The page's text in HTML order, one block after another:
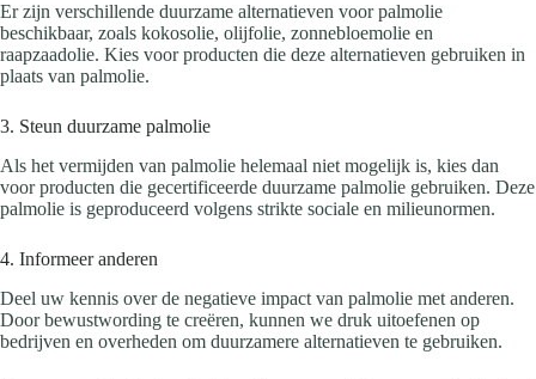
Er zijn verschillende duurzame alternatieven voor palmolie
beschikbaar, zoals kokosolie, olijfolie, zonnebloemolie en
raapzaadolie. Kies voor producten die deze alternatieven gebruiken in
plaats van palmolie.
3. Steun duurzame palmolie
Als het vermijden van palmolie helemaal niet mogelijk is, kies dan
voor producten die gecertificeerde duurzame palmolie gebruiken. Deze
palmolie is geproduceerd volgens strikte sociale en milieunormen.
4. Informeer anderen
Deel uw kennis over de negatieve impact van palmolie met anderen.
Door bewustwording te creëren, kunnen we druk uitoefenen op
bedrijven en overheden om duurzamere alternatieven te gebruiken.